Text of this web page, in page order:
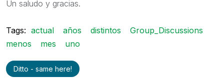
Un saludo y gracias.
Tags: actual años distintos
Group_Discussions
menos
mes uno
Ditto - same here!